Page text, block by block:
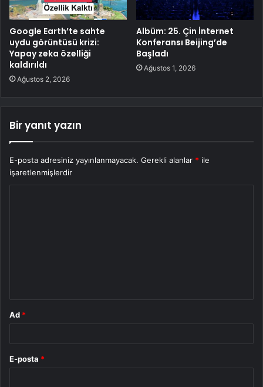
Google Earth’te sahte
uydu görüntüsü krizi:
Yapay zeka özelliği
kaldırıldı
Ağustos 2, 2026
Albüm: 25. Çin İnternet
Konferansı Beijing’de
Başladı
Ağustos 1, 2026
Bir yanıt yazın
E-posta adresiniz yayınlanmayacak. Gerekli alanlar * ile
işaretlenmişlerdir
Ad *
E-posta *